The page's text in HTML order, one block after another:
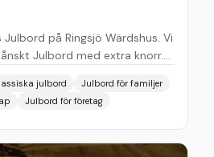
på Ringsjö Wärdshus. Vi
Julbord med extra knorr.
kock Niclas tar även med sig
fläskstek. Förvänta dig ett
julmat.
julbord
Julbord för familjer
Julbord för företag